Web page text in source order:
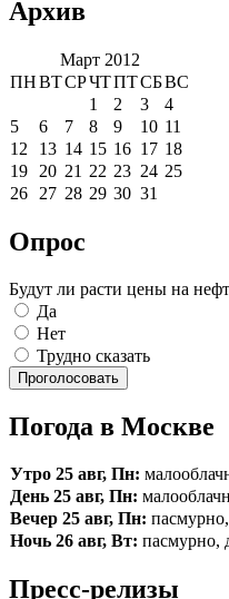
Архив
Март 2012
ПНВТСРЧТПТСБВС
1
2 3
4
5
6 7 8 9 10 11
12
13 14 15 16 17 18
19
20 21 22 23 24 25
26
27 28 29 30 31
Опрос
Будут ли расти цены на
Да
Нет
Трудно сказать
Погода в Москве
Утро 25 авг, Пн:
День 25 авг, Пн:
Вечер 25 авг, Пн:
Ночь 26 авг, Вт: пасмурно,
Пресс-релизы